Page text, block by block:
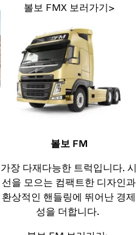
볼보 FMX 보러가기>
볼보 FM
가장 다재다능한 트럭입니다. 시
선을 모으는 컴팩트한 디자인과
환상적인 핸들링에 뛰어난 경제
성을 더합니다.